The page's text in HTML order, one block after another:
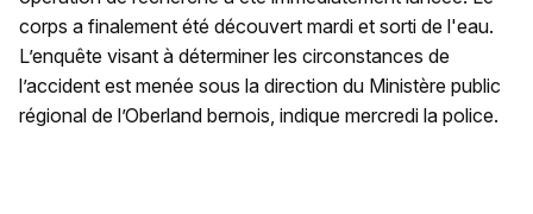
corps a finalement été découvert mardi et sorti de l'eau.
L’enquête visant à déterminer les circonstances de
l’accident est menée sous la direction du Ministère public
régional de l’Oberland bernois, indique mercredi la police.